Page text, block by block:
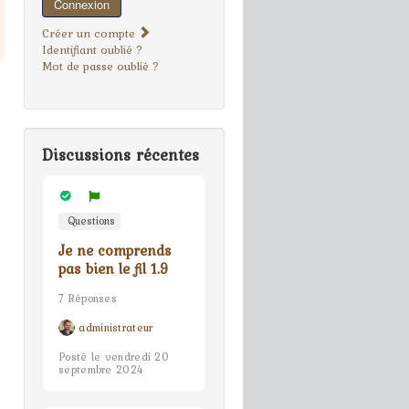
Connexion
Créer un compte
Identifiant oublié ?
Mot de passe oublié ?
Discussions récentes
Questions
Je ne comprends
pas bien le fil 1.9
7 Réponses
administrateur
Posté le vendredi 20
septembre 2024